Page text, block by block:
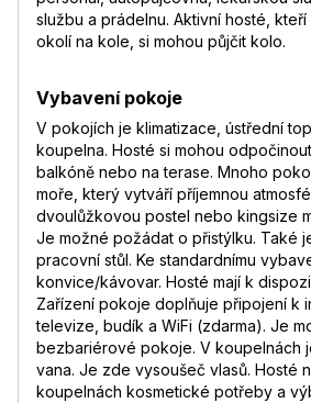
službu a prádelnu. Aktivní hosté,
okolí na kole, si mohou půjčit kolo.
Vybavení pokoje
V pokojích je klimatizace, ústřední
koupelna. Hosté si mohou
balkóně nebo na terase. Mnoho
moře, který vytváří příjemnou
dvoulůžkovou postel nebo kingsize
Je možné požádat o přistýlku. Také
pracovní stůl. Ke standardnímu
konvice/kávovar. Hosté mají k
Zařízení pokoje doplňuje připojení k
televize, budík a WiFi (zdarma). Je
bezbariérové pokoje. V koupelnách
vana. Je zde vysoušeč vlasů. Hosté
koupelnách kosmetické potřeby a